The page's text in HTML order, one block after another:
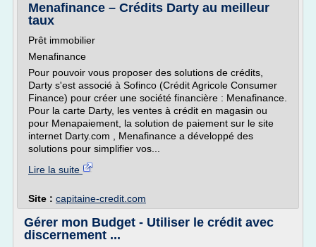
Menafinance – Crédits Darty au meilleur
taux
Prêt immobilier
Menafinance
Pour pouvoir vous proposer des solutions de crédits,
Darty s'est associé à Sofinco (Crédit Agricole Consumer
Finance) pour créer une société financière : Menafinance.
Pour la carte Darty, les ventes à crédit en magasin ou
pour Menapaiement, la solution de paiement sur le site
internet Darty.com , Menafinance a développé des
solutions pour simplifier vos...
Lire la suite
Site : capitaine-credit.com
Gérer mon Budget - Utiliser le crédit avec
discernement ...